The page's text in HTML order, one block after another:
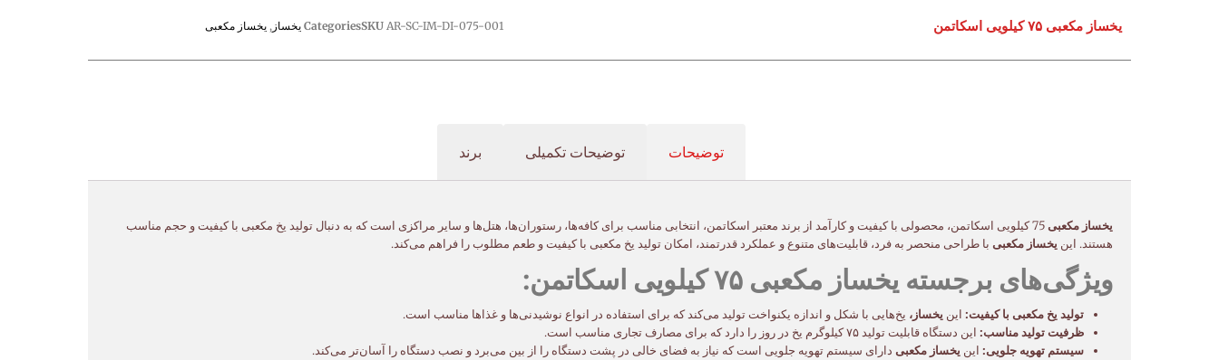
یخساز مکعبی ۷۵ کیلویی اسکاتمن SKU AR-SC-IM-DI-075-001
Categories یخساز , یخساز مکعبی
توضیحات توضیحات تکمیلی برند
یخساز مکعبی
75 کیلویی اسکاتمن، محصولی با کیفیت و کارآمد از برند معتبر اسکاتمن، انتخابی مناسب برای کافه‌ها، رستوران‌ها، هتل‌ها و سایر مراکزی است که به دنبال تولید یخ مکعبی با کیفیت و حجم مناسب
هستند. این یخساز مکعبی با طراحی منحصر به فرد، قابلیت‌های متنوع و عملکرد قدرتمند، امکان تولید یخ مکعبی با کیفیت و طعم مطلوب را فراهم می‌کند.
ویژگی‌های برجسته یخساز مکعبی ۷۵ کیلویی اسکاتمن:
تولید یخ مکعبی با کیفیت: این یخساز، یخ‌هایی با شکل و اندازه یکنواخت تولید می‌کند که برای استفاده در انواع نوشیدنی‌ها و غذاها مناسب است.
ظرفیت تولید مناسب: این دستگاه قابلیت تولید ۷۵ کیلوگرم یخ در روز را دارد که برای مصارف تجاری مناسب است.
سیستم تهویه جلویی: این یخساز مکعبی دارای سیستم تهویه جلویی است که نیاز به فضای خالی در پشت دستگاه را از بین می‌برد و نصب دستگاه را آسان‌تر می‌کند.